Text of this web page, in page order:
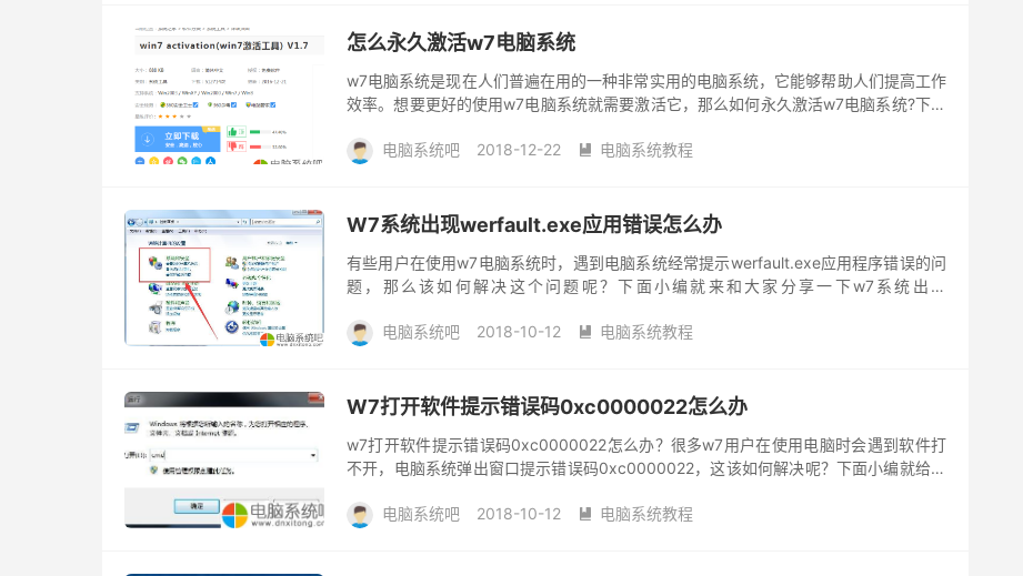
怎么永久激活w7电脑系统
w7电脑系统是现在人们普遍在用的一种非常实用的电脑系统，它能够帮助人们提高工作
效率。想要更好的使用w7电脑系统就需要激活它，那么如何永久激活w7电脑系统?下面
电脑系统吧
2018-12-22  电脑系统教程
W7系统出现werfault.exe应用错误怎么办
有些用户在使用w7电脑系统时，遇到电脑系统经常提示werfault.exe应用程序错误的问
题，那么该如何解决这个问题呢？下面小编就来和大家分享一下w7系统出现
电脑系统吧
2018-10-12  电脑系统教程
W7打开软件提示错误码0xc0000022怎么办
w7打开软件提示错误码0xc0000022怎么办？很多w7用户在使用电脑时会遇到软件打
不开，电脑系统弹出窗口提示错误码0xc0000022，这该如何解决呢？下面小编就给大
电脑系统吧
2018-10-12  电脑系统教程